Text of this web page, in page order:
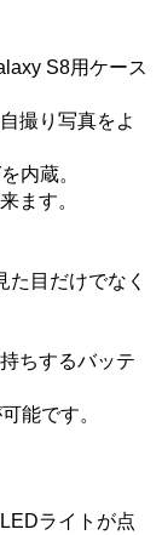
S8用ケース
撮り写真をよ
内蔵。
ます。
目だけでなく
ちするバッテ
能です。
ライトが点